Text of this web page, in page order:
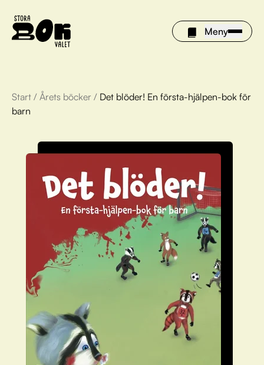
Meny
Årets böcker
Om Stora bokvalet
Olivia tipsar
Vinnare
För bibliotek
Start / Årets böcker / Det blöder! En första-hjälpen-bok för
barn